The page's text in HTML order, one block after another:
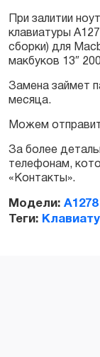
При залитии
клавиатуры
сборки) для
макбуков 13″
Замена займет
месяца.
Можем
За более
телефонам,
«Контакты».
Модели: A1278
Теги: